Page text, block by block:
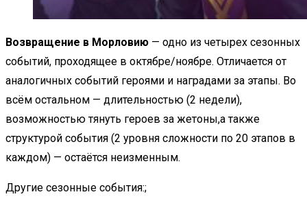
Возвращение в Морловию — одно из четырех сезонных
событий, проходящее в октябре/ноябре. Отличается от
аналогичных событий героями и наградами за этапы. Во
всём остальном — длительностью (2 недели),
возможностью тянуть героев за жетоны,а также
структурой события (2 уровня сложности по 20 этапов в
каждом) — остаётся неизменным.
Другие сезонные события:;